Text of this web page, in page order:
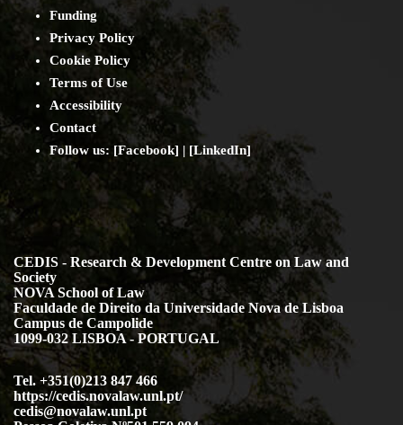
Funding
Privacy Policy
Cookie Policy
Terms of Use
Accessibility
Contact
Follow us: [Facebook] | [LinkedIn]
CEDIS - Research & Development Centre on Law and
Society
NOVA School of Law
Faculdade de Direito da Universidade Nova de Lisboa
Campus de Campolide
1099-032 LISBOA - PORTUGAL
Tel. +351(0)213 847 466
https://cedis.novalaw.unl.pt/
cedis@novalaw.unl.pt